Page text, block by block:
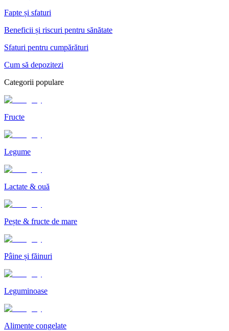
Fapte și sfaturi
Beneficii și riscuri pentru sănătate
Sfaturi pentru cumpărături
Cum să depozitezi
Categorii populare
Fructe
Legume
Lactate & ouă
Pește & fructe de mare
Pâine și făinuri
Leguminoase
Alimente congelate